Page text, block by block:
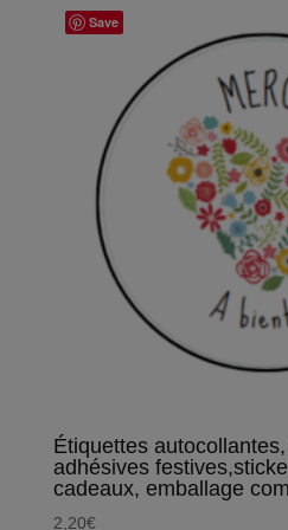
Save
Étiquettes
adhésives
cadeaux, emballage
2,20€